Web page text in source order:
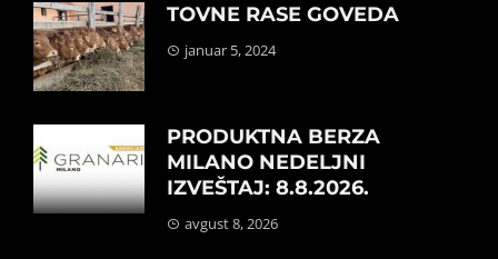
TOVNE RASE GOVEDA
januar 5, 2024
PRODUKTNA BERZA
MILANO NEDELJNI
IZVEŠTAJ: 8.8.2026.
avgust 8, 2026